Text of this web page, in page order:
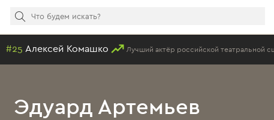
Алексей Комашко Лучший актёр российской театральной сцены
Эдуард Артемьев